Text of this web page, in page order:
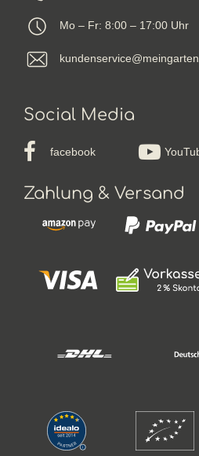
Mo – Fr: 8:00 – 17:00 Uhr
Social Media
facebook
Zahlung & Versand